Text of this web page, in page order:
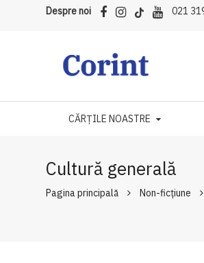
Despre noi 021
CĂRȚILE NOASTRE
Cultură generală
Pagina principală Non-ficțiune